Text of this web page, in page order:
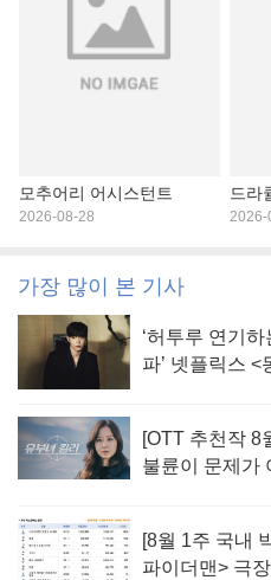
모추어리 어시스턴트
2026-08-28
드라
2026-
가장 많이 본 기사
‘허투루 연기
파’ 넷플릭스 <
[OTT 추천작 8
불륜이 문제가
[8월 1주 국내
파이더맨> 극